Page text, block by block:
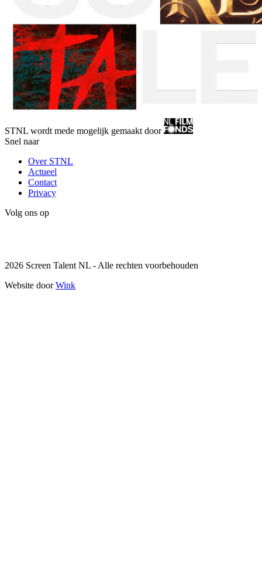
STNL wordt mede mogelijk gemaakt door
Snel naar
Over STNL
Actueel
Contact
Privacy
Volg ons op
2026 Screen Talent NL - Alle rechten voorbehouden
Website doorWink